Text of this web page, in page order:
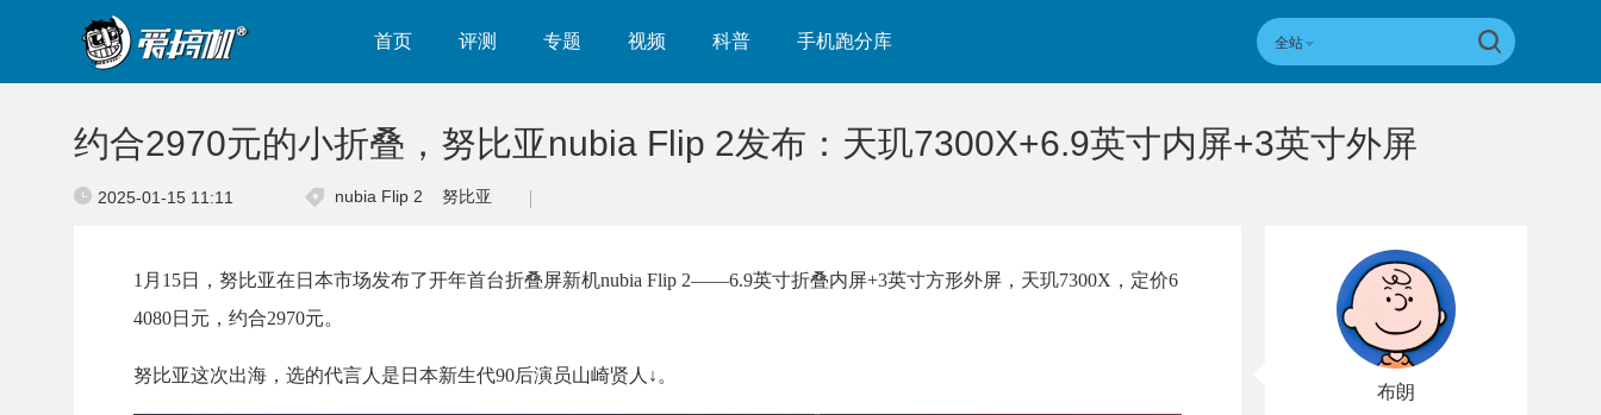
首页 评测 专题 视频 科普 手机跑分库 全站
约合2970元的小折叠，努比亚nubia Flip 2发布：天玑7300X+6.9英寸内屏+3英寸外屏
2025-01-15 11:11 nubia Flip 2 努比亚
1月15日，努比亚在日本市场发布了开年首台折叠屏新机nubia Flip 2——6.9英寸折叠内屏+3英寸方形外屏，天玑7300X，定价6
4080日元，约合2970元。
努比亚这次出海，选的代言人是日本新生代90后演员山崎贤人↓。
布朗